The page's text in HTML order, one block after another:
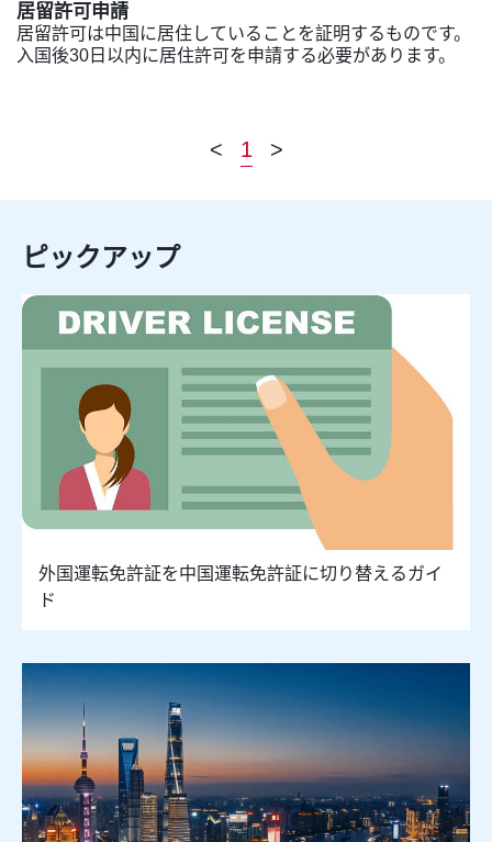
居留許可申請
居留許可は中国に居住していることを証明するものです。
入国後30日以内に居住許可を申請する必要があります。
< 1 >
ピックアップ
外国運転免許証を中国運転免許証に切り替えるガイ
ド